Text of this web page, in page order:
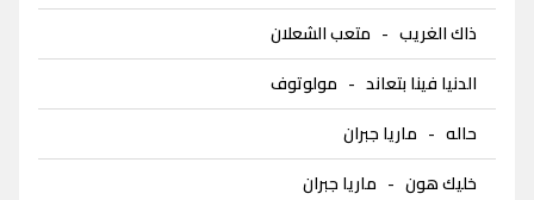
ذاك الغريب - متعب الشعلان
الدنيا فينا بتعاند - مولوتوف
حاله - ماريا جبران
خليك هون - ماريا جبران